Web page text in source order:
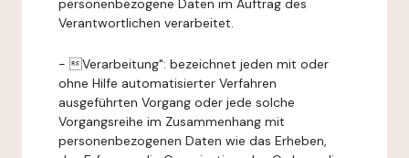
personenbezogene Daten im Auftrag des
Verantwortlichen verarbeitet.
- Verarbeitung": bezeichnet jeden mit oder
ohne Hilfe automatisierter Verfahren
ausgeführten Vorgang oder jede solche
Vorgangsreihe im Zusammenhang mit
personenbezogenen Daten wie das Erheben,